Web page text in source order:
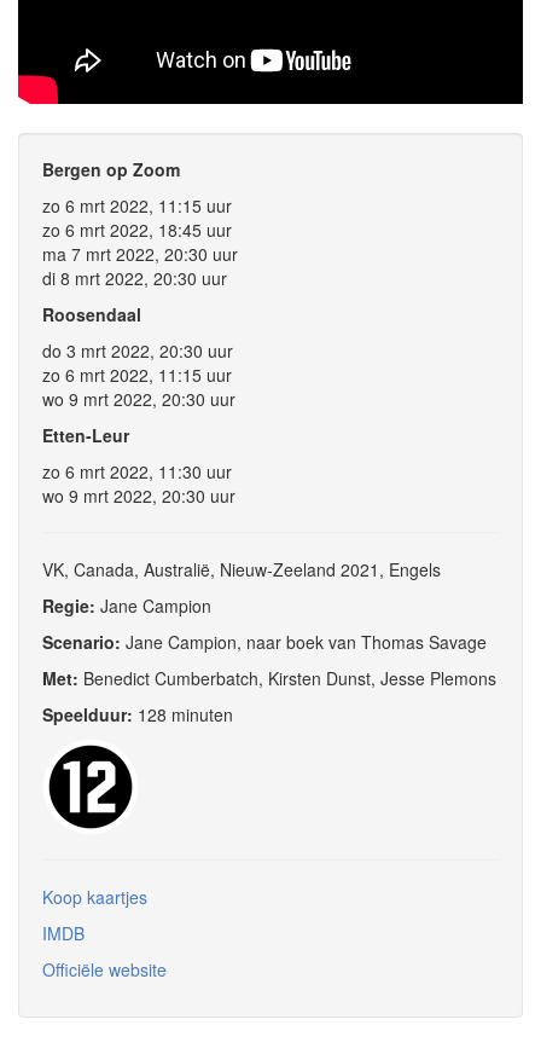
Bergen op Zoom
zo 6 mrt 2022, 11:15 uur
zo 6 mrt 2022, 18:45 uur
ma 7 mrt 2022, 20:30 uur
di 8 mrt 2022, 20:30 uur
Roosendaal
do 3 mrt 2022, 20:30 uur
zo 6 mrt 2022, 11:15 uur
wo 9 mrt 2022, 20:30 uur
Etten-Leur
zo 6 mrt 2022, 11:30 uur
wo 9 mrt 2022, 20:30 uur
VK, Canada, Australië, Nieuw-Zeeland 2021, Engels
Regie: Jane Campion
Scenario: Jane Campion, naar boek van Thomas Savage
Met: Benedict Cumberbatch, Kirsten Dunst, Jesse Plemons
Speelduur: 128 minuten
Koop kaartjes
IMDB
Officiële website